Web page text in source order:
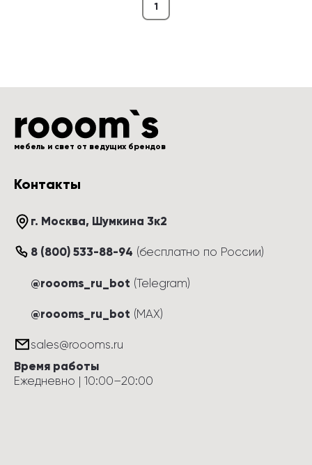
1
мебель и свет от ведущих брендов
Контакты
г. Москва, Шумкина 3к2
8 (800) 533-88-94 (бесплатно по России)
@roooms_ru_bot (Telegram)
@roooms_ru_bot (MAX)
sales@roooms.ru
Время работы
Ежедневно | 10:00–20:00